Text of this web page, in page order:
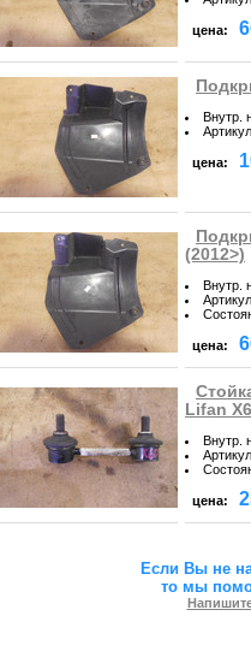
цена:
Внутр.
Артикул
цена:
(2012>)
Внутр.
Артикул
цена:
Lifan
Внутр.
Артикул
цена:
Если Вы не
то мы